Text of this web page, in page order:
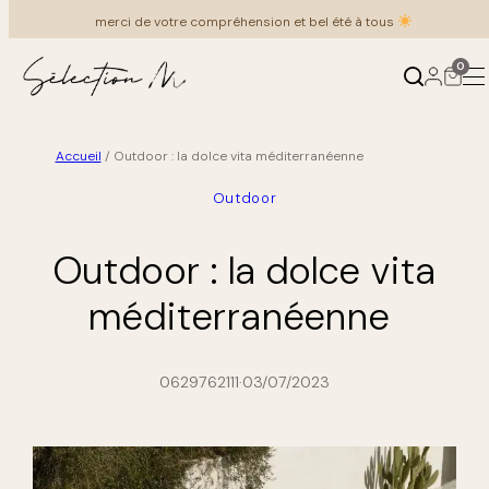
au
contenu
merci de votre compréhension et bel été à tous
0
Produits
Mobilier
Cuisine & art de la table
Ambiances
Au salon
Au bain
Accueil / Outdoor : la dolce vita méditerranéenne
Outdoor
Outdoor : la dolce vita
méditerranéenne
0629762111·03/07/2023